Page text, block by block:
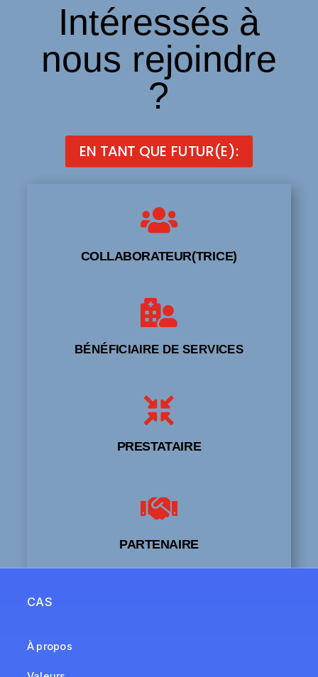
Intéressés à
nous rejoindre
?
EN TANT QUE FUTUR(E):

COLLABORATEUR(TRICE)

BÉNÉFICIAIRE DE SERVICES

PRESTATAIRE

PARTENAIRE
CAS
À propos